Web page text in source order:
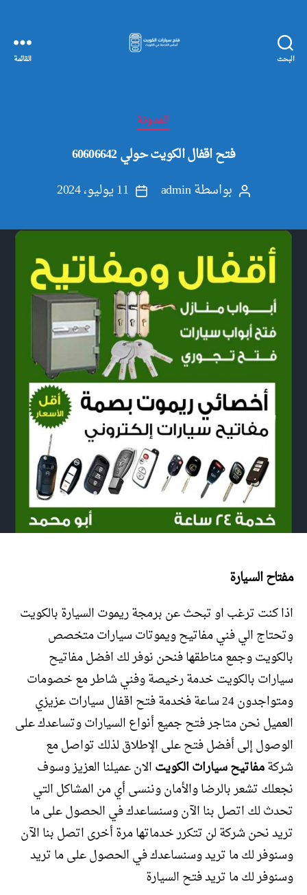
البحث
الكويت
القائمة
التصنيفاتالمدونة
فتح اقفال الكويت حولي 60606642
كاتببواسطةadmin
تاريخ
11 يوليو، 2024
مفتاح السيارة
اذا كنت ترغب او تبحث عن برمجة ريموت السيارة بالكويت
وتحتاج الي فني مفاتيح ويموتات سيارات متخصص
بالكويت وجمع مناطقها فنحن نوفر لك افضل مفاتيح
سيارات بالكويت خدمة رخيصة وفني شاطر مع خصومات
ومتواجدون 24 ساعة فخدمة فتح اقفال سيارات عزيزي
العميل نحن متاجر فتح جميع أنواع السيارات وتساعدك على
الوصول إلى أفضل فتح على الإطلاق لذلك تواصل مع
شركةمفاتيح سيارات الكويتالان عميلنا العزيز وسوف
نجعلك تشعر بالرضا والأمان وننسى أي من المشاكل التي
تحدث لك اتصل بنا الآن وسنساعدك في الحصول على ما
تريد نحن شركة لن تتكرر خدماتها مرة أخرى اتصل بنا الآن
وسنوفر لك ما تريد وسنساعدك في الحصول على ما تريد
وسنوفر لك ما تريد فتح السيارة